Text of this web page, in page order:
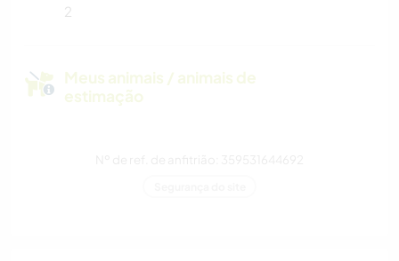
2
Meus animais / animais de
estimação